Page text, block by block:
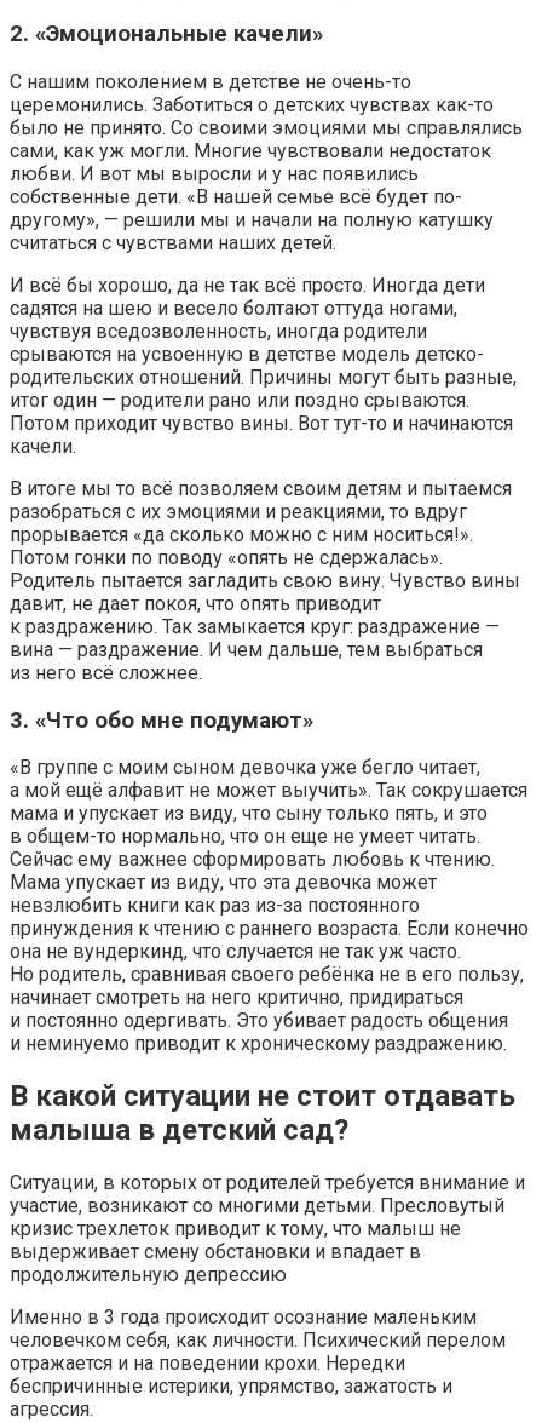
2. «Эмоциональные качели»
С нашим поколением в детстве не очень-то
церемонились. Заботиться о детских чувствах как-то
было не принято. Со своими эмоциями мы справлялись
сами, как уж могли. Многие чувствовали недостаток
любви. И вот мы выросли и у нас появились
собственные дети. «В нашей семье всё будет по-
другому», — решили мы и начали на полную катушку
считаться с чувствами наших детей.
И всё бы хорошо, да не так всё просто. Иногда дети
садятся на шею и весело болтают оттуда ногами,
чувствуя вседозволенность, иногда родители
срываются на усвоенную в детстве модель детско-
родительских отношений. Причины могут быть разные,
итог один — родители рано или поздно срываются.
Потом приходит чувство вины. Вот тут-то и начинаются
качели.
В итоге мы то всё позволяем своим детям и пытаемся
разобраться с их эмоциями и реакциями, то вдруг
прорывается «да сколько можно с ним носиться!».
Потом гонки по поводу «опять не сдержалась».
Родитель пытается загладить свою вину. Чувство вины
давит, не дает покоя, что опять приводит
к раздражению. Так замыкается круг: раздражение —
вина — раздражение. И чем дальше, тем выбраться
из него всё сложнее.
3. «Что обо мне подумают»
«В группе с моим сыном девочка уже бегло читает,
а мой ещё алфавит не может выучить». Так сокрушается
мама и упускает из виду, что сыну только пять, и это
в общем-то нормально, что он еще не умеет читать.
Сейчас ему важнее сформировать любовь к чтению.
Мама упускает из виду, что эта девочка может
невзлюбить книги как раз из-за постоянного
принуждения к чтению с раннего возраста. Если конечно
она не вундеркинд, что случается не так уж часто.
Но родитель, сравнивая своего ребёнка не в его пользу,
начинает смотреть на него критично, придираться
и постоянно одергивать. Это убивает радость общения
и неминуемо приводит к хроническому раздражению.
В какой ситуации не стоит отдавать
малыша в детский сад?
Ситуации, в которых от родителей требуется внимание и
участие, возникают со многими детьми. Пресловутый
кризис трехлеток приводит к тому, что малыш не
выдерживает смену обстановки и впадает в
продолжительную депрессию
Именно в 3 года происходит осознание маленьким
человечком себя, как личности. Психический перелом
отражается и на поведении крохи. Нередки
беспричинные истерики, упрямство, зажатость и
агрессия.